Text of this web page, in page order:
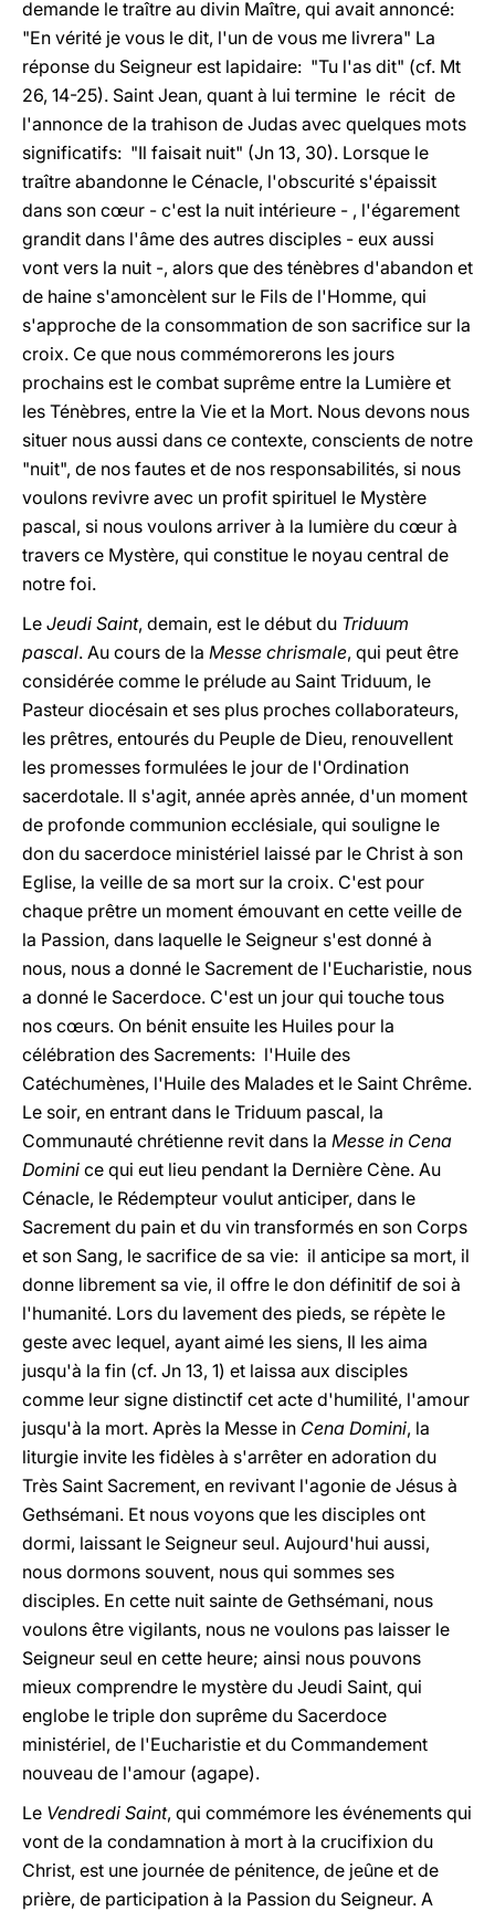
demande le traître au divin Maître, qui avait annoncé:
"En vérité je vous le dit, l'un de vous me livrera" La
réponse du Seigneur est lapidaire: "Tu l'as dit" (cf. Mt
26, 14-25). Saint Jean, quant à lui termine le récit de
l'annonce de la trahison de Judas avec quelques mots
significatifs: "Il faisait nuit" (Jn 13, 30). Lorsque le
traître abandonne le Cénacle, l'obscurité s'épaissit
dans son cœur - c'est la nuit intérieure - , l'égarement
grandit dans l'âme des autres disciples - eux aussi
vont vers la nuit -, alors que des ténèbres d'abandon et
de haine s'amoncèlent sur le Fils de l'Homme, qui
s'approche de la consommation de son sacrifice sur la
croix. Ce que nous commémorerons les jours
prochains est le combat suprême entre la Lumière et
les Ténèbres, entre la Vie et la Mort. Nous devons nous
situer nous aussi dans ce contexte, conscients de notre
"nuit", de nos fautes et de nos responsabilités, si nous
voulons revivre avec un profit spirituel le Mystère
pascal, si nous voulons arriver à la lumière du cœur à
travers ce Mystère, qui constitue le noyau central de
notre foi.
Le Jeudi Saint, demain, est le début du Triduum
pascal. Au cours de la Messe chrismale, qui peut être
considérée comme le prélude au Saint Triduum, le
Pasteur diocésain et ses plus proches collaborateurs,
les prêtres, entourés du Peuple de Dieu, renouvellent
les promesses formulées le jour de l'Ordination
sacerdotale. Il s'agit, année après année, d'un moment
de profonde communion ecclésiale, qui souligne le
don du sacerdoce ministériel laissé par le Christ à son
Eglise, la veille de sa mort sur la croix. C'est pour
chaque prêtre un moment émouvant en cette veille de
la Passion, dans laquelle le Seigneur s'est donné à
nous, nous a donné le Sacrement de l'Eucharistie, nous
a donné le Sacerdoce. C'est un jour qui touche tous
nos cœurs. On bénit ensuite les Huiles pour la
célébration des Sacrements: l'Huile des
Catéchumènes, l'Huile des Malades et le Saint Chrême.
Le soir, en entrant dans le Triduum pascal, la
Communauté chrétienne revit dans la Messe in Cena
Domini ce qui eut lieu pendant la Dernière Cène. Au
Cénacle, le Rédempteur voulut anticiper, dans le
Sacrement du pain et du vin transformés en son Corps
et son Sang, le sacrifice de sa vie: il anticipe sa mort, il
donne librement sa vie, il offre le don définitif de soi à
l'humanité. Lors du lavement des pieds, se répète le
geste avec lequel, ayant aimé les siens, Il les aima
jusqu'à la fin (cf. Jn 13, 1) et laissa aux disciples
comme leur signe distinctif cet acte d'humilité, l'amour
jusqu'à la mort. Après la Messe in Cena Domini, la
liturgie invite les fidèles à s'arrêter en adoration du
Très Saint Sacrement, en revivant l'agonie de Jésus à
Gethsémani. Et nous voyons que les disciples ont
dormi, laissant le Seigneur seul. Aujourd'hui aussi,
nous dormons souvent, nous qui sommes ses
disciples. En cette nuit sainte de Gethsémani, nous
voulons être vigilants, nous ne voulons pas laisser le
Seigneur seul en cette heure; ainsi nous pouvons
mieux comprendre le mystère du Jeudi Saint, qui
englobe le triple don suprême du Sacerdoce
ministériel, de l'Eucharistie et du Commandement
nouveau de l'amour (agape).
Le Vendredi Saint, qui commémore les événements qui
vont de la condamnation à mort à la crucifixion du
Christ, est une journée de pénitence, de jeûne et de
prière, de participation à la Passion du Seigneur. A